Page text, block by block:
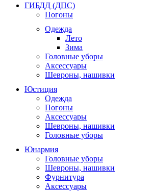
ГИБДД (ДПС)
Погоны
Одежда
Лето
Зима
Головные уборы
Аксессуары
Шевроны, нашивки
Юстиция
Одежда
Погоны
Аксессуары
Шевроны, нашивки
Головные уборы
Юнармия
Головные уборы
Шевроны, нашивки
Фурнитура
Аксессуары